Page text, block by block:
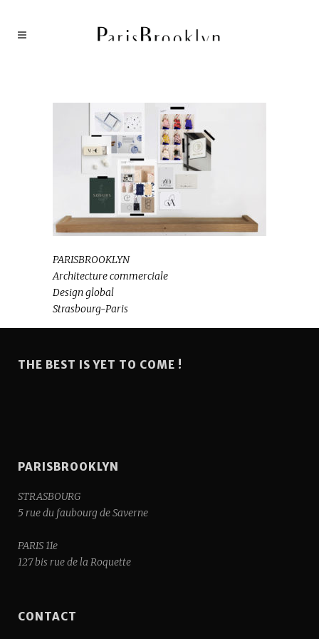
PARISBROOKLYN
Architecture commerciale
Design global
Strasbourg-Paris
THE BEST IS YET TO COME !
PARISBROOKLYN
STRASBOURG
5 rue du faubourg de Saverne
PARIS 11e
127 bis rue de la Roquette
CONTACT